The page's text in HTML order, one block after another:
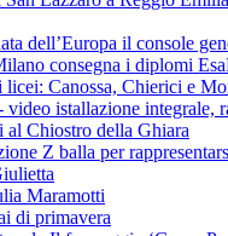
dell’Europa il console
consegna i diplomi
licei: Canossa, Chierici e
video istallazione integrale,
al Chiostro della Ghiara
Z balla per
Maramotti
di primavera